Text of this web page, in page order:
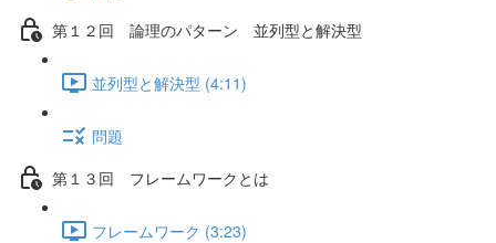
第１２回 論理のパターン 並列型と解決型
並列型と解決型 (4:11)
問題
第１３回 フレームワークとは
フレームワーク (3:23)